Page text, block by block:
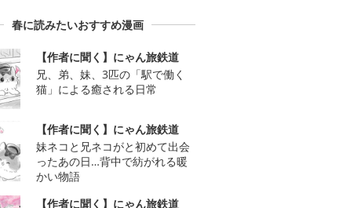
春に読みたいおすすめ漫画
【作者に聞く】にゃん旅鉄道
兄、弟、妹、3匹の「駅で働く
猫」による癒される日常
【作者に聞く】にゃん旅鉄道
妹ネコと兄ネコがと初めて出会
ったあの日…背中で紡がれる暖
かい物語
【作者に聞く】にゃん旅鉄道